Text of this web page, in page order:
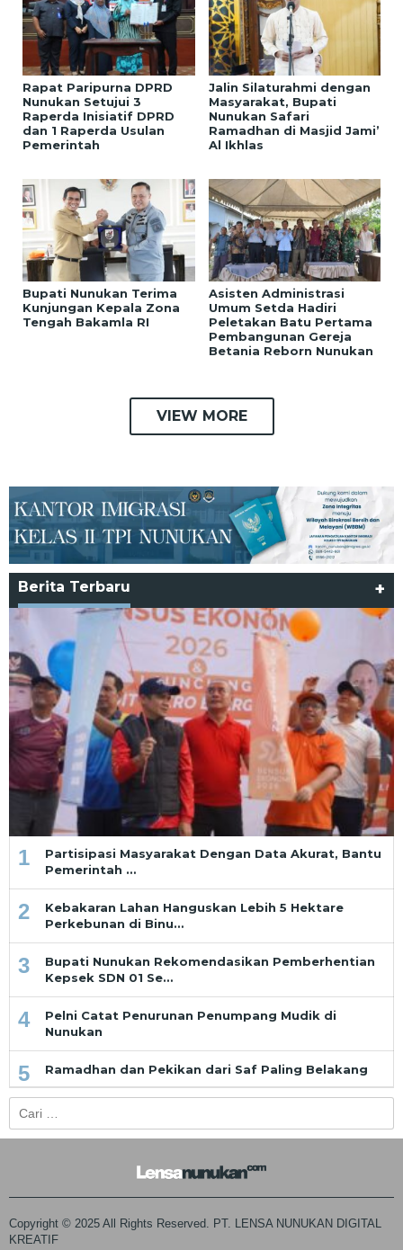
Rapat Paripurna DPRD
Nunukan Setujui 3
Raperda Inisiatif DPRD
dan 1 Raperda Usulan
Pemerintah
Jalin Silaturahmi dengan
Masyarakat, Bupati
Nunukan Safari
Ramadhan di Masjid Jami’
Al Ikhlas
Bupati Nunukan Terima
Kunjungan Kepala Zona
Tengah Bakamla RI
Asisten Administrasi
Umum Setda Hadiri
Peletakan Batu Pertama
Pembangunan Gereja
Betania Reborn Nunukan
VIEW MORE
Berita Terbaru +
1
Partisipasi Masyarakat Dengan Data Akurat, Bantu
Pemerintah …
2
Kebakaran Lahan Hanguskan Lebih 5 Hektare
Perkebunan di Binu…
3
Bupati Nunukan Rekomendasikan Pemberhentian
Kepsek SDN 01 Se…
4
Pelni Catat Penurunan Penumpang Mudik di
Nunukan
5 Ramadhan dan Pekikan dari Saf Paling Belakang
untuk:
Copyright © 2025 All Rights Reserved. PT. LENSA NUNUKAN DIGITAL
KREATIF